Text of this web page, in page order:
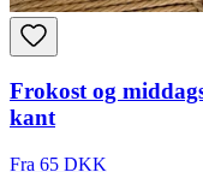
Frokost og
kant
Fra 65 DKK